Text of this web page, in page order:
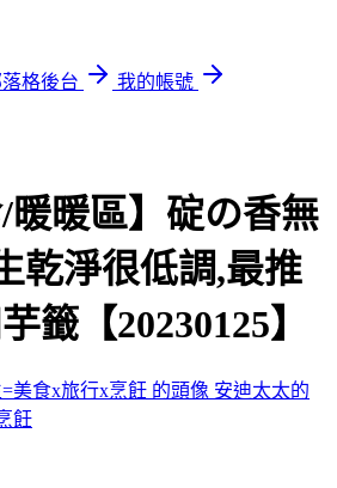
格後台
我的帳號
/暖暖區】碇の香無
乾淨很低調,最推
籤【20230125】
安迪太太的
飪